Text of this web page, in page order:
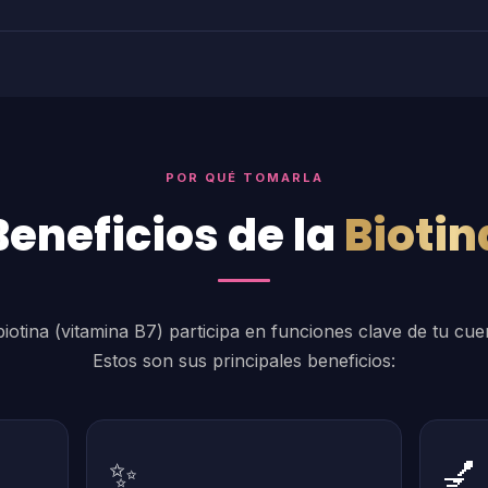
POR QUÉ TOMARLA
de la
(vitamina B7) participa en funciones clave de tu
Estos son sus principales beneficios:
✨ 💅